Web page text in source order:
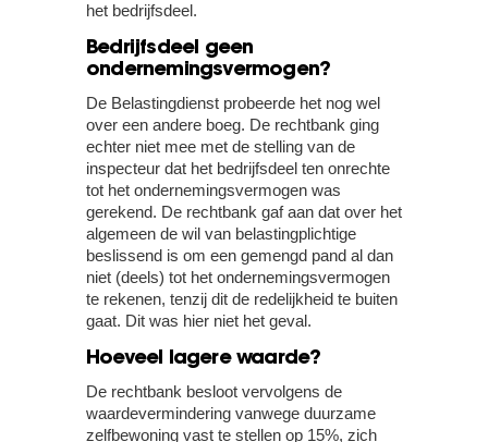
het bedrijfsdeel.
Bedrijfsdeel geen
ondernemingsvermogen?
De Belastingdienst probeerde het nog wel
over een andere boeg. De rechtbank ging
echter niet mee met de stelling van de
inspecteur dat het bedrijfsdeel ten onrechte
tot het ondernemingsvermogen was
gerekend. De rechtbank gaf aan dat over het
algemeen de wil van belastingplichtige
beslissend is om een gemengd pand al dan
niet (deels) tot het ondernemingsvermogen
te rekenen, tenzij dit de redelijkheid te buiten
gaat. Dit was hier niet het geval.
Hoeveel lagere waarde?
De rechtbank besloot vervolgens de
waardevermindering vanwege duurzame
zelfbewoning vast te stellen op 15%, zich